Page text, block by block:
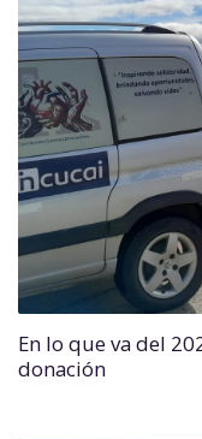
En lo que va del
donación